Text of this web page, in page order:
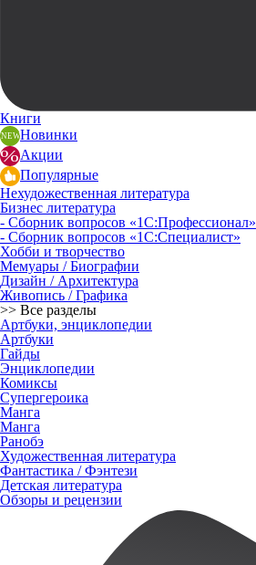
Книги
Новинки
Акции
Популярные
Нехудожественная литература
Бизнес литература
- Сборник вопросов «1С:Профессионал»
- Сборник вопросов «1С:Специалист»
Хобби и творчество
Мемуары / Биографии
Дизайн / Архитектура
Живопись / Графика
>> Все разделы
Артбуки, энциклопедии
Артбуки
Гайды
Энциклопедии
Комиксы
Супергероика
Манга
Манга
Ранобэ
Художественная литература
Фантастика / Фэнтези
Детская литература
Обзоры и рецензии